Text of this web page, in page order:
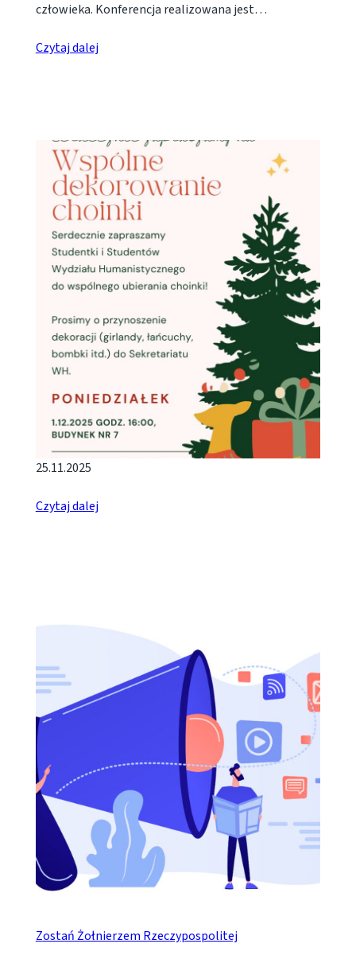
człowieka. Konferencja realizowana jest…
Czytaj dalej
25.11.2025
Czytaj dalej
Zostań Żołnierzem Rzeczypospolitej